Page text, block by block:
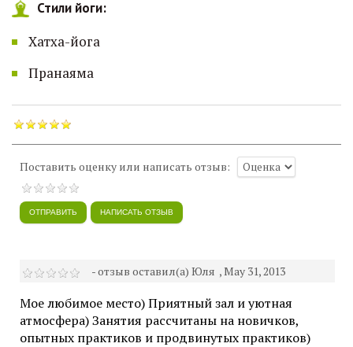
Стили йоги:
Хатха-йога
Пранаяма
Поставить оценку или написать отзыв:
- отзыв оставил(а) Юля , May 31, 2013
Мое любимое место) Приятный зал и уютная
атмосфера) Занятия рассчитаны на новичков,
опытных практиков и продвинутых практиков)